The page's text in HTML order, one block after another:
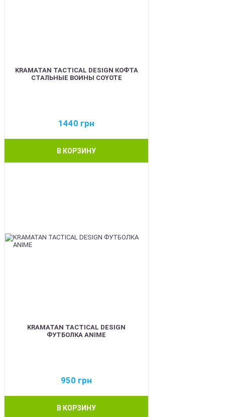
KRAMATAN TACTICAL DESIGN КОФТА
СТАЛЬНЫЕ ВОИНЫ COYOTE
1440 грн
В КОРЗИНУ
KRAMATAN TACTICAL DESIGN
ФУТБОЛКА ANIME
950 грн
В КОРЗИНУ